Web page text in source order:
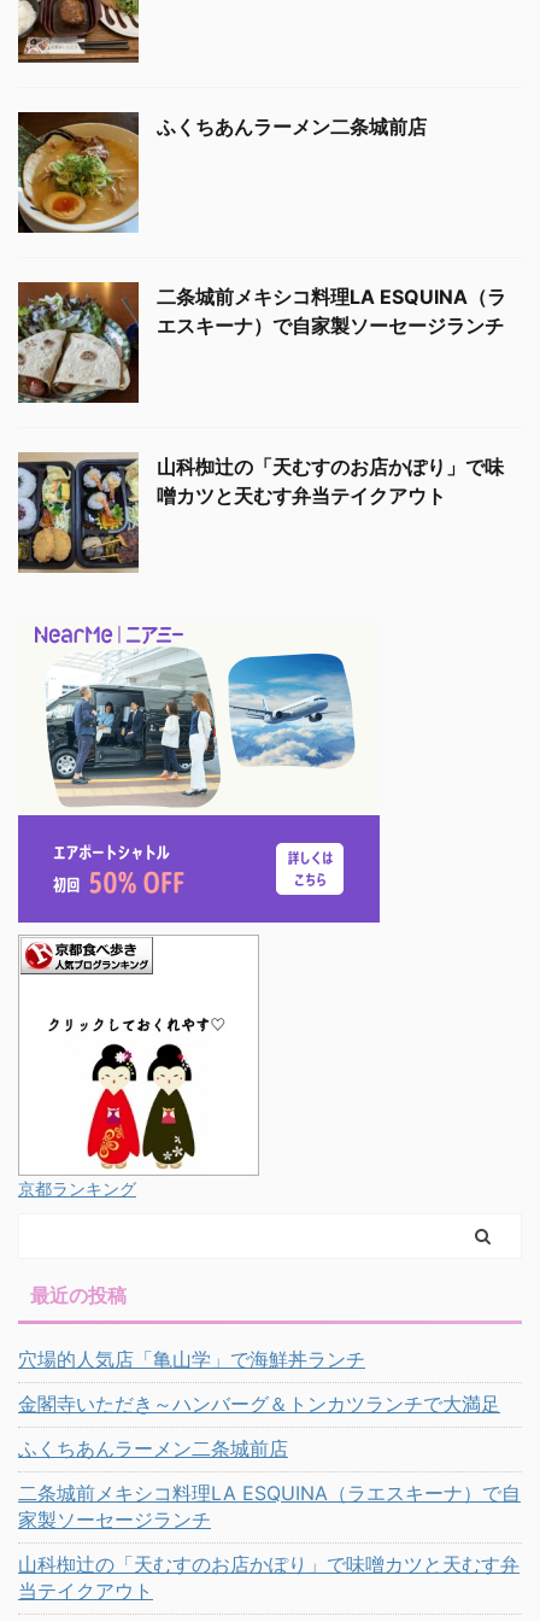
ふくちあんラーメン二条城前店
二条城前メキシコ料理LA ESQUINA（ラ
エスキーナ）で自家製ソーセージランチ
山科椥辻の「天むすのお店かぽり」で味
噌カツと天むす弁当テイクアウト
京都ランキング
最近の投稿
穴場的人気店「亀山学」で海鮮丼ランチ
金閣寺いただき～ハンバーグ＆トンカツランチで大満足
ふくちあんラーメン二条城前店
二条城前メキシコ料理LA ESQUINA（ラエスキーナ）で自
家製ソーセージランチ
山科椥辻の「天むすのお店かぽり」で味噌カツと天むす弁
当テイクアウト